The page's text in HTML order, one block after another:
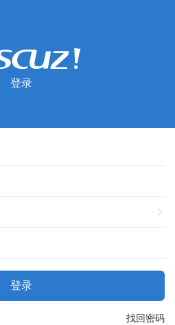
登录
登录
找回密码